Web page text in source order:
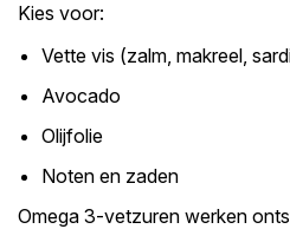
Kies voor:
Vette vis (zalm, makreel,
Avocado
Olijfolie
Noten en zaden
Omega 3-vetzuren werken